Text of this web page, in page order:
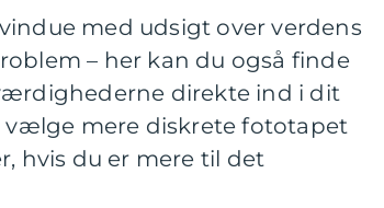
med udsigt over verdens
– her kan du også finde
direkte ind i dit
vælge mere diskrete fototapet
hvis du er mere til det